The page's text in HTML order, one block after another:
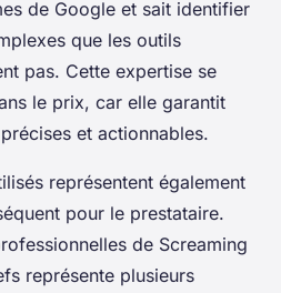
de Google et sait identifier
que les outils
pas. Cette expertise se
le prix, car elle garantit
et actionnables.
représentent également
pour le prestataire.
de Screaming
représente plusieurs